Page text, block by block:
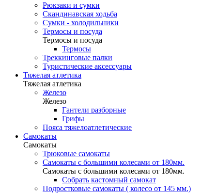
Рюкзаки и сумки
Скандинавская ходьба
Сумки - холодильники
Термосы и посуда
Термосы и посуда
Термосы
Треккинговые палки
Туристические аксессуары
Тяжелая атлетика
Тяжелая атлетика
Железо
Железо
Гантели разборные
Грифы
Пояса тяжелоатлетические
Самокаты
Самокаты
Трюковые самокаты
Самокаты с большими колесами от 180мм.
Самокаты с большими колесами от 180мм.
Собрать кастомный самокат
Подростковые самокаты ( колесо от 145 мм.)